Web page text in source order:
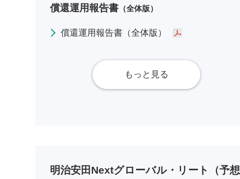
償還運用報告書 （全体版）
償還運用報告書（全体版）
もっと見る
明治安田Nextグローバル・リート（予想